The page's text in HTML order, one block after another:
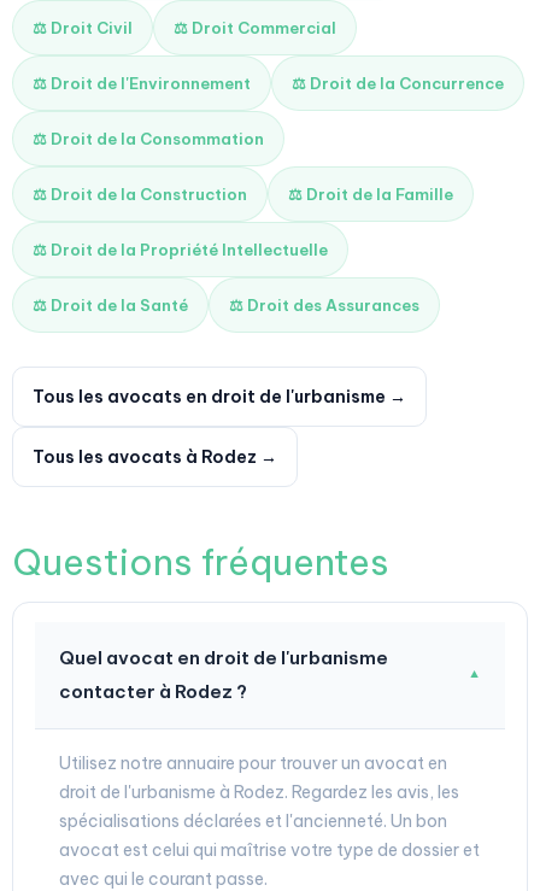
⚖️ Droit Civil ⚖️ Droit Commercial
⚖️ Droit de l'Environnement ⚖️ Droit de la Concurrence
⚖️ Droit de la Consommation
⚖️ Droit de la Construction ⚖️ Droit de la Famille
⚖️ Droit de la Propriété Intellectuelle
⚖️ Droit de la Santé ⚖️ Droit des Assurances
Tous les avocats en droit de l'urbanisme →
Tous les avocats à Rodez →
Questions fréquentes
Quel avocat en droit de l'urbanisme
contacter à Rodez ?
▼
Utilisez notre annuaire pour trouver un avocat en
droit de l'urbanisme à Rodez. Regardez les avis, les
spécialisations déclarées et l'ancienneté. Un bon
avocat est celui qui maîtrise votre type de dossier et
avec qui le courant passe.